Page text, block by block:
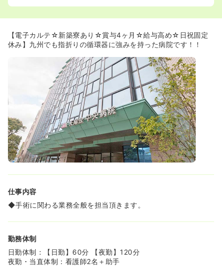
る環境だと思います。
賞与の支給実績は4ヶ月と県内でも高めの水準です！！
さらに夜勤手当も1回15,000円と金額が高いので夜勤をす
る場合は新卒の方でも年収3,800,000円くらいを見込めま
【充実した教育体制】
◆ACLSやBLSや認定看護師の資格取得支援を積極的に行
っています♪スキルアップやキャリアアップを考えている方
には必見です！
◆勤めてくれた方には認定看護師については奨学金制度を
整えています。（看護部長の推薦。）
2018年度もオペの認定を兵庫までいってとった人がいて、
※認定支援するためには、中央病院で2～5年働いていただ
く必要があります。
◆プリセプターやクリニカルラダーがあるため、その人の
ペースで教育をすることが出来ます。
育専任の副看護長がおり、中途入職者向けの教育スケジュ
ールなども設けているため安心して業務に取り組むことが
出来ますね！実際に入職した方からも先輩が優しくフォロ
【電子カルテ☆新築寮あり☆賞与4ヶ月☆給与高め☆日祝固定
休み】九州でも指折りの循環器に強みを持った病院です！！
仕事内容
◆手術に関わる業務全般を担当頂きます。
勤務体制
日勤体制：【日勤】60分 【夜勤】120分
夜勤・当直体制：看護師2名＋助手